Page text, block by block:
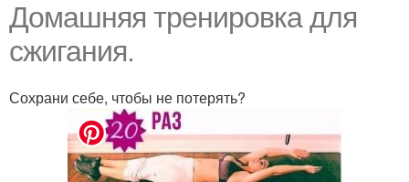
Домашняя тренировка для
сжигания.
Сохрани себе, чтобы не потерять?